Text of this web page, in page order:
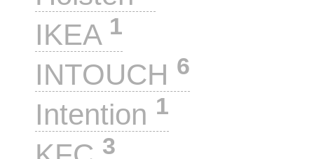
IKEA 1
INTOUCH 6
Intention 1
3